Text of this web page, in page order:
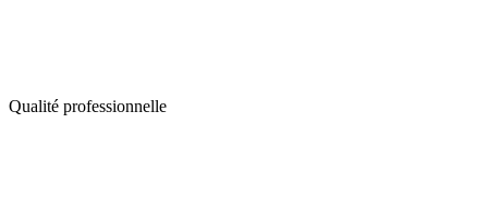
Qualité professionnelle